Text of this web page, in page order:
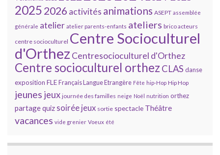
20252026 activités animations ASEPT assemblée
générale atelier atelier parents-enfants ateliers brico acteurs
centre socioculturel Centre Socioculturel
d'Orthez Centresocioculturel d'Orthez
Centre socioculturel orthez CLAS danse
exposition FLE Français Langue Etrangère Fête hip-Hop Hip Hop
jeunes jeux journée des familles neige Noël nutrition orthez
partagequiz soirée jeux sortie spectacle Théâtre
vacances vide grenier Voeux été